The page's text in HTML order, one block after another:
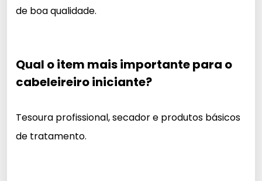
de boa qualidade.
Qual o item mais importante para o
cabeleireiro iniciante?
Tesoura profissional, secador e produtos básicos
de tratamento.